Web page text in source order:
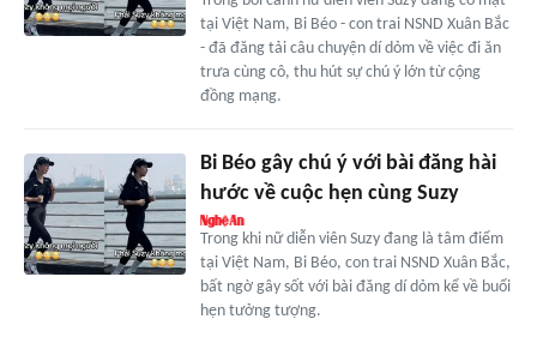
tại Việt Nam, Bi Béo - con trai NSND Xuân Bắc
- đã đăng tải câu chuyện dí dỏm về việc đi ăn
trưa cùng cô, thu hút sự chú ý lớn từ cộng
đồng mạng.
Bi Béo gây chú ý với bài đăng hài
hước về cuộc hẹn cùng Suzy
Trong khi nữ diễn viên Suzy đang là tâm điểm
tại Việt Nam, Bi Béo, con trai NSND Xuân Bắc,
bất ngờ gây sốt với bài đăng dí dỏm kể về buổi
hẹn tưởng tượng.